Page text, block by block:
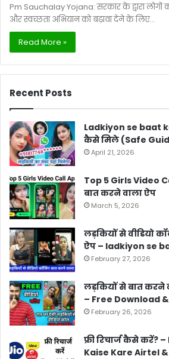
Pm Sauchalay Yojana: सरकार के द्वारा
और स्वच्छता अभियान को बढ़ावा देने के लिए…
Read More »
Recent Posts
Ladkiyon se baat
कैसे मिले (Safe
April 21, 2026
Top 5 Girls Video
बात करने वाला ऐप
March 5, 2026
लड़कियों से वीडियो
ऐप – ladkiyon se
February 27, 2026
लड़कियों से बात करने
– Free Download
February 26, 2026
फ्री रिचार्ज कैसे करें?
Kaise Kare Airtel